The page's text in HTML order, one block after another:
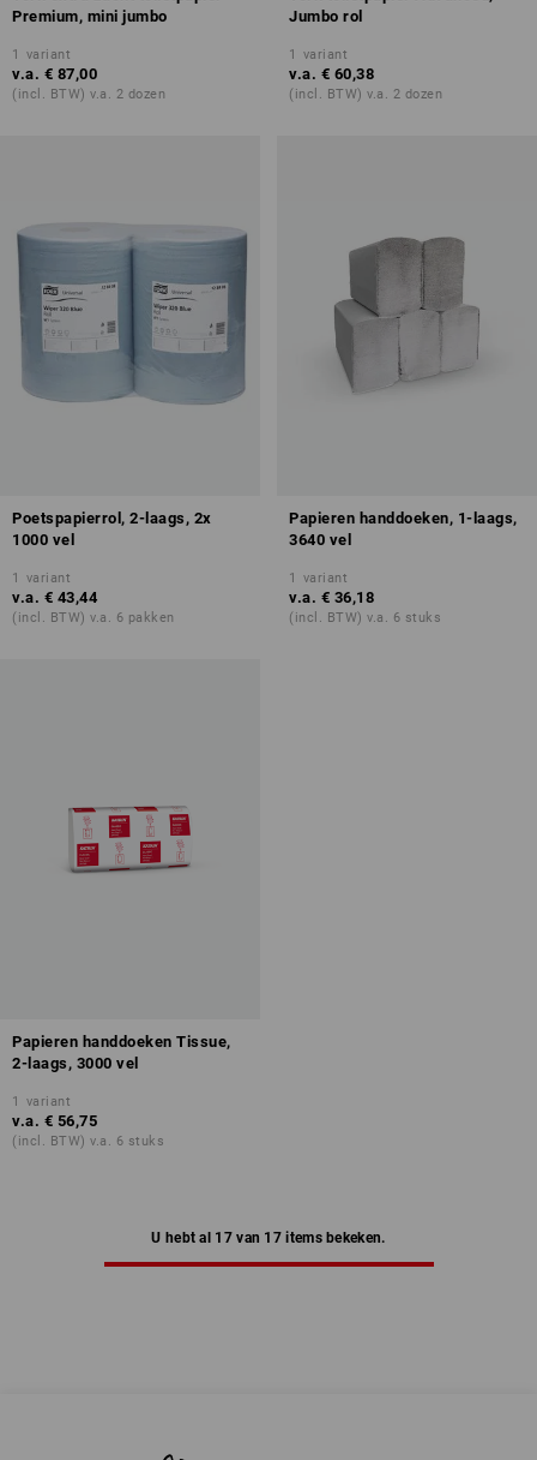
Premium, mini jumbo
1 variant
v.a. € 87,00
(incl. BTW) v.a. 2 dozen
Jumbo rol
1 variant
v.a. € 60,38
(incl. BTW) v.a. 2 dozen
Poetspapierrol, 2-laags, 2x
1000 vel
1 variant
v.a. € 43,44
(incl. BTW) v.a. 6 pakken
Papieren handdoeken, 1-laags,
3640 vel
1 variant
v.a. € 36,18
(incl. BTW) v.a. 6 stuks
Papieren handdoeken Tissue,
2-laags, 3000 vel
1 variant
v.a. € 56,75
(incl. BTW) v.a. 6 stuks
U hebt al 17 van 17 items bekeken.